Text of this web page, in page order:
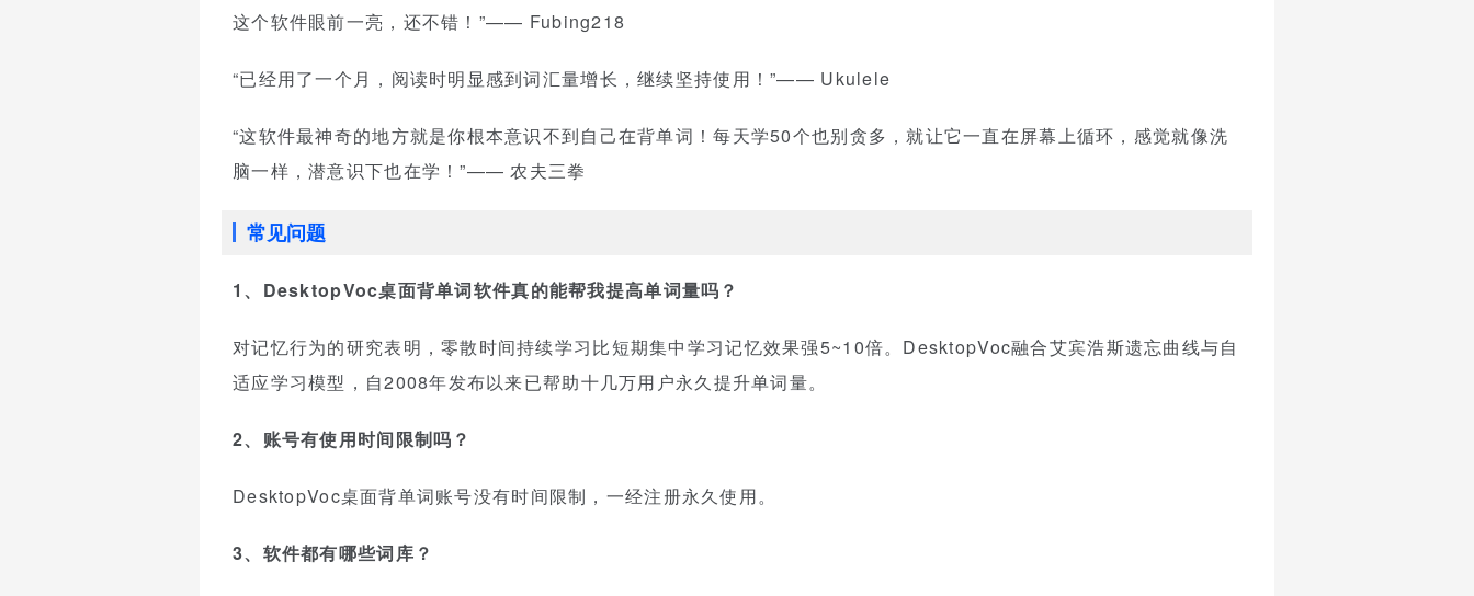
这个软件眼前一亮，还不错！”—— Fubing218
“已经用了一个月，阅读时明显感到词汇量增长，继续坚持使用！”—— Ukulele
“这软件最神奇的地方就是你根本意识不到自己在背单词！每天学50个也别贪多，就让它一直在屏幕上循环，感觉就像洗
脑一样，潜意识下也在学！”—— 农夫三拳
常见问题
1、DesktopVoc桌面背单词软件真的能帮我提高单词量吗？
对记忆行为的研究表明，零散时间持续学习比短期集中学习记忆效果强5~10倍。DesktopVoc融合艾宾浩斯遗忘曲线与自
适应学习模型，自2008年发布以来已帮助十几万用户永久提升单词量。
2、账号有使用时间限制吗？
DesktopVoc桌面背单词账号没有时间限制，一经注册永久使用。
3、软件都有哪些词库？